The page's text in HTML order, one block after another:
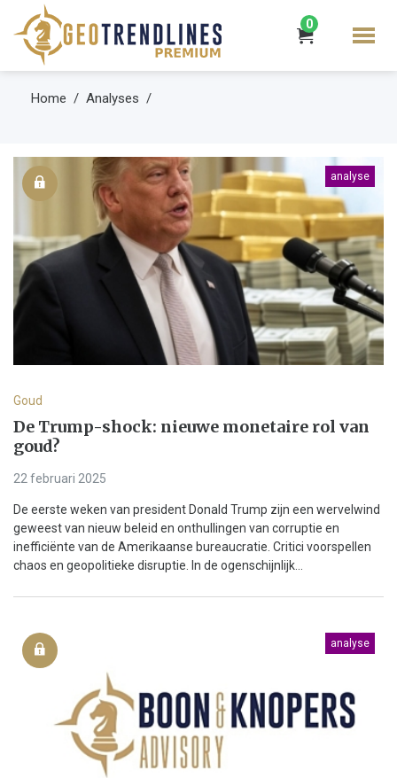
0
Home Analyses
analyse
Goud
De Trump-shock: nieuwe monetaire rol van
goud?
22 februari 2025
De eerste weken van president Donald Trump zijn een wervelwind
geweest van nieuw beleid en onthullingen van corruptie en
inefficiënte van de Amerikaanse bureaucratie. Critici voorspellen
chaos en geopolitieke disruptie. In de ogenschijnlijk...
analyse